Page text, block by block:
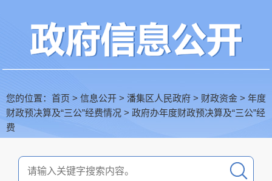
您的位置： 首页 > 信息公开 > 潘集区人民政府 > 财政资金 > 年度
财政预决算及“三公”经费情况 > 政府办年度财政预决算及“三公”经
费